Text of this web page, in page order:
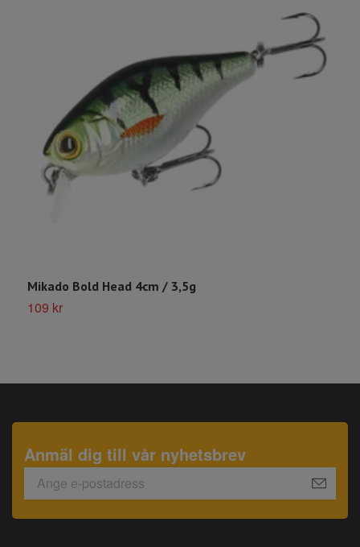
Mikado Bold Head 4cm / 3,5g
109 kr
Anmäl dig till vår nyhetsbrev